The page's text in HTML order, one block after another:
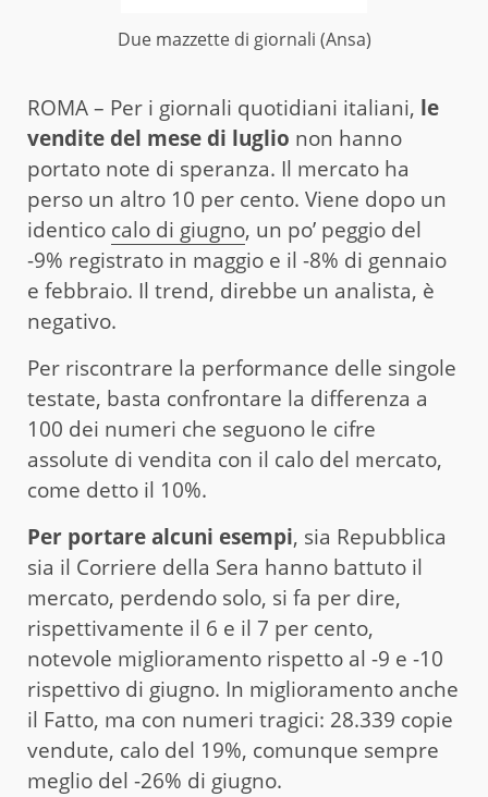
Due mazzette di giornali (Ansa)
ROMA – Per i giornali quotidiani italiani, le
vendite del mese di luglio non hanno
portato note di speranza. Il mercato ha
perso un altro 10 per cento. Viene dopo un
identico calo di giugno, un po’ peggio del
-9% registrato in maggio e il -8% di gennaio
e febbraio. Il trend, direbbe un analista, è
negativo.
Per riscontrare la performance delle singole
testate, basta confrontare la differenza a
100 dei numeri che seguono le cifre
assolute di vendita con il calo del mercato,
come detto il 10%.
Per portare alcuni esempi, sia Repubblica
sia il Corriere della Sera hanno battuto il
mercato, perdendo solo, si fa per dire,
rispettivamente il 6 e il 7 per cento,
notevole miglioramento rispetto al -9 e -10
rispettivo di giugno. In miglioramento anche
il Fatto, ma con numeri tragici: 28.339 copie
vendute, calo del 19%, comunque sempre
meglio del -26% di giugno.